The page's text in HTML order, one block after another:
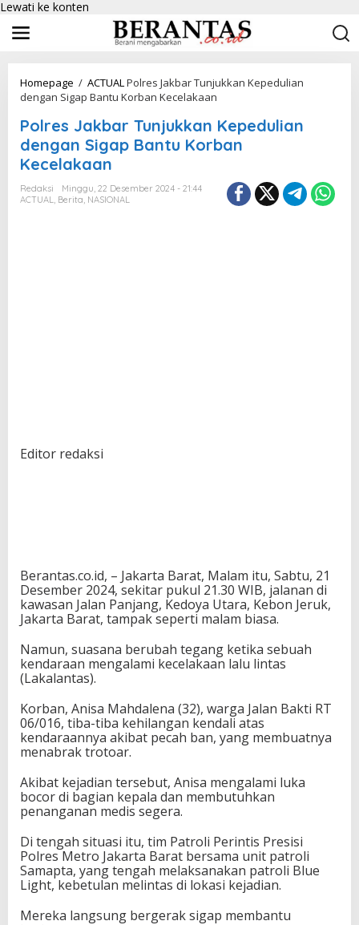
Lewati ke konten
Homepage / ACTUALPolres Jakbar Tunjukkan Kepedulian
dengan Sigap Bantu Korban Kecelakaan
Polres Jakbar Tunjukkan Kepedulian
dengan Sigap Bantu Korban
Kecelakaan
Redaksi
Minggu, 22 Desember 2024 - 21:44
ACTUAL, Berita, NASIONAL
Editor redaksi
Berantas.co.id, – Jakarta Barat, Malam itu, Sabtu, 21
Desember 2024, sekitar pukul 21.30 WIB, jalanan di
kawasan Jalan Panjang, Kedoya Utara, Kebon Jeruk,
Jakarta Barat, tampak seperti malam biasa.
Namun, suasana berubah tegang ketika sebuah
kendaraan mengalami kecelakaan lalu lintas
(Lakalantas).
Korban, Anisa Mahdalena (32), warga Jalan Bakti RT
06/016, tiba-tiba kehilangan kendali atas
kendaraannya akibat pecah ban, yang membuatnya
menabrak trotoar.
Akibat kejadian tersebut, Anisa mengalami luka
bocor di bagian kepala dan membutuhkan
penanganan medis segera.
Di tengah situasi itu, tim Patroli Perintis Presisi
Polres Metro Jakarta Barat bersama unit patroli
Samapta, yang tengah melaksanakan patroli Blue
Light, kebetulan melintas di lokasi kejadian.
Mereka langsung bergerak sigap membantu